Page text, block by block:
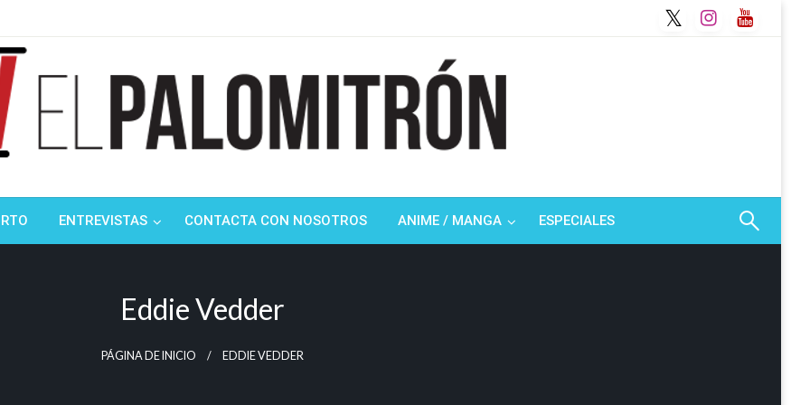
ENTREVISTAS CONTACTA CON NOSOTROS ANIME / MANGA ESPECIALES
Eddie Vedder
PÁGINA DE INICIO EDDIE VEDDER